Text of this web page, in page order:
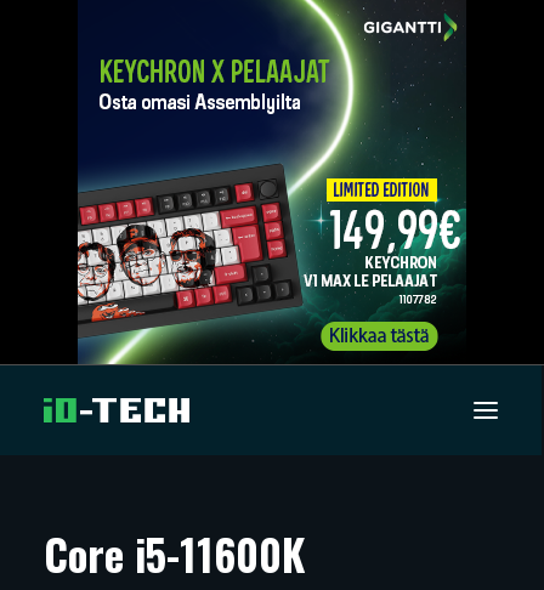
ARTIKKELIT
Core i5-11600K